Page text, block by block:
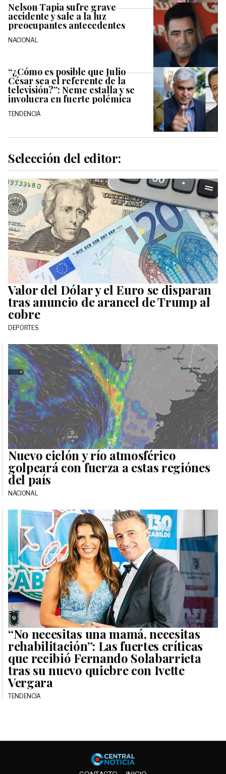
Nelson Tapia sufre grave
accidente y sale a la luz
preocupantes antecedentes
NACIONAL
“¿Cómo es posible que Julio
César sea el referente de la
televisión?”: Neme estalla y se
involucra en fuerte polémica
TENDENCIA
Selección del editor:
Valor del Dólar y el Euro se disparan
tras anuncio de arancel de Trump al
cobre
DEPORTES
Nuevo ciclón y río atmosférico
golpeará con fuerza a estas regiónes
del país
NACIONAL
“No necesitas una mamá, necesitas
rehabilitación”: Las fuertes críticas
que recibió Fernando Solabarrieta
tras su nuevo quiebre con Ivette
Vergara
TENDENCIA
Central